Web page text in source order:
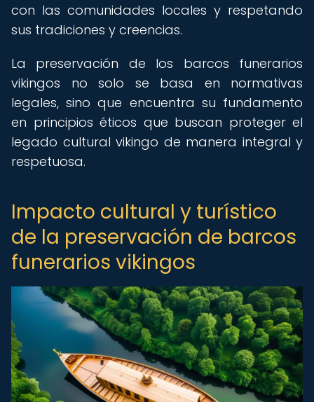
con las comunidades locales y respetando
sus tradiciones y creencias.
La preservación de los barcos funerarios
vikingos no solo se basa en normativas
legales, sino que encuentra su fundamento
en principios éticos que buscan proteger el
legado cultural vikingo de manera integral y
respetuosa.
Impacto cultural y turístico
de la preservación de barcos
funerarios vikingos